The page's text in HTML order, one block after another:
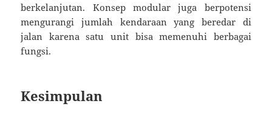
berkelanjutan. Konsep modular juga berpotensi
mengurangi jumlah kendaraan yang beredar di
jalan karena satu unit bisa memenuhi berbagai
fungsi.
Kesimpulan